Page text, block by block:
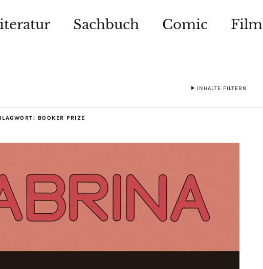
Sachbuch Comic Film
INHALTE FILTERN
BOOKER PRIZE